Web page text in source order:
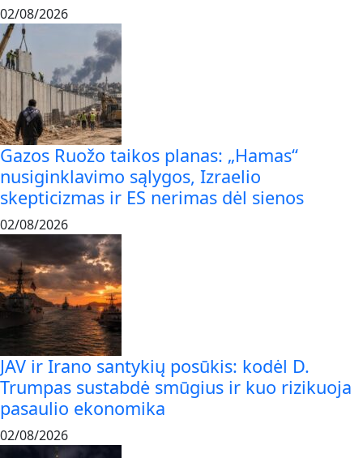
02/08/2026
Gazos Ruožo taikos planas: „Hamas“
nusiginklavimo sąlygos, Izraelio
skepticizmas ir ES nerimas dėl sienos
02/08/2026
JAV ir Irano santykių posūkis: kodėl D.
Trumpas sustabdė smūgius ir kuo rizikuoja
pasaulio ekonomika
02/08/2026